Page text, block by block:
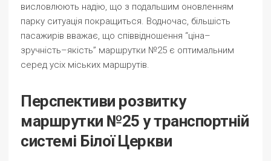
висловлюють надію, що з подальшим оновленням
парку ситуація покращиться. Водночас, більшість
пасажирів вважає, що співвідношення “ціна–
зручність–якість” маршрутки №25 є оптимальним
серед усіх міських маршрутів.
Перспективи розвитку
маршрутки №25 у транспортній
системі Білої Церкви